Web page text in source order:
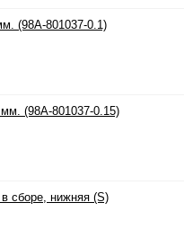
(98A-801037-0.1)
(98A-801037-0.15)
сборе, нижняя (S)